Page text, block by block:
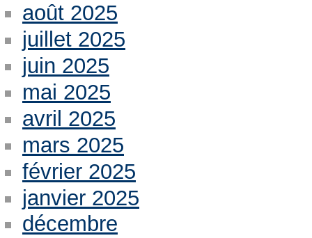
août 2025
juillet 2025
juin 2025
mai 2025
avril 2025
mars 2025
février 2025
janvier 2025
décembre